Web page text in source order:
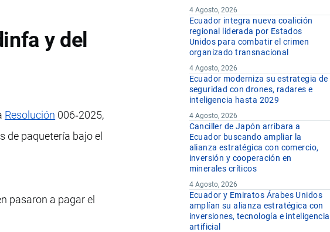
y del
Resolución 006‑2025,
de paquetería bajo el
pasaron a pagar el
4 Agosto, 2026
Ecuador integra nueva coalición
regional liderada por Estados
Unidos para combatir el crimen
organizado transnacional
4 Agosto, 2026
Ecuador moderniza su estrategia de
seguridad con drones, radares e
inteligencia hasta 2029
4 Agosto, 2026
Canciller de Japón arribara a
Ecuador buscando ampliar la
alianza estratégica con comercio,
inversión y cooperación en
minerales críticos
4 Agosto, 2026
Ecuador y Emiratos Árabes Unidos
amplían su alianza estratégica con
inversiones, tecnología e inteligencia
artificial